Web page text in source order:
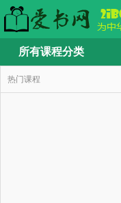
所有课程分类
热门课程